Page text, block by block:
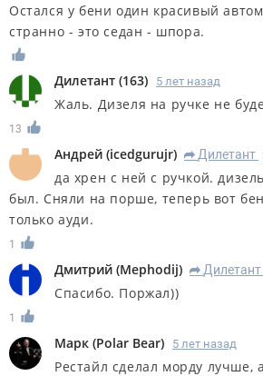
Остался у бени один красивый
странно - это седан - шпора.
Дилетант (163) 5 лет назад
Жаль. Дизеля на ручке не
13
Андрей (icedgurujr) R Дилетант
да хрен с ней с ручкой.
был. Сняли на порше, теперь вот
только ауди.
1
Дмитрий (Mephodij) R Дилетант
Спасибо. Поржал))
1
Марк (Polar Bear) 5 лет назад
Рестайл сделал морду лучше,